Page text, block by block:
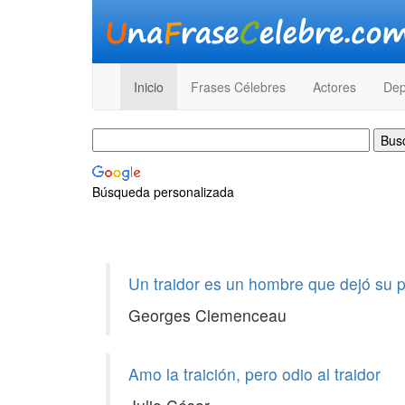
Inicio Frases Célebres Actores
Búsqueda personalizada
Un traidor es un hombre que dejó su
Georges Clemenceau
Amo la traición, pero odio al traidor